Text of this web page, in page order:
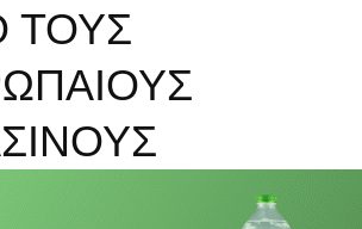
ΤΟΥΣ